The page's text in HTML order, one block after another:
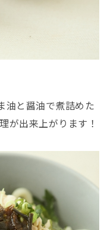
油と醤油で煮詰めた
が出来上がります！